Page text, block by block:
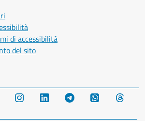
di accessibilità
del sito
YouTube Instagram LinkedIn Telegram WhatsApp